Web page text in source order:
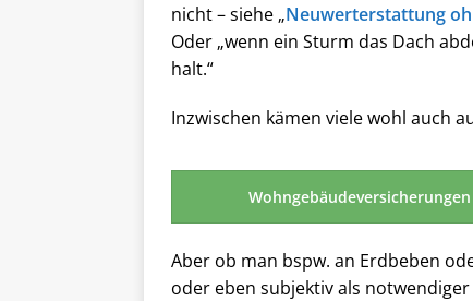
nicht – siehe „Neuwerterstattung
Oder „wenn ein Sturm das Dach
halt.“
Inzwischen kämen viele wohl auch
Aber ob man bspw. an Erdbeben
oder eben subjektiv als